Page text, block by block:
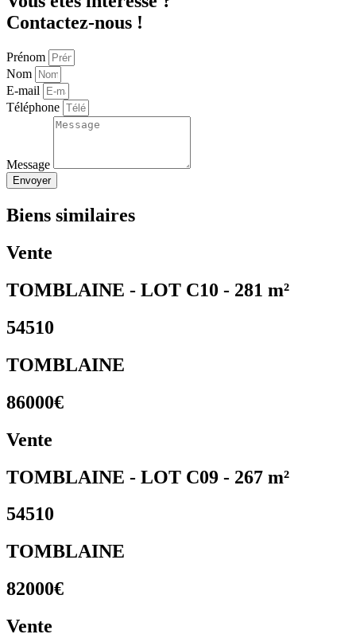
Contactez-nous !
Prénom
Nom
E-mail
Téléphone
Message
Envoyer
Biens similaires
Vente
TOMBLAINE - LOT C10 - 281 m²
54510
TOMBLAINE
86000€
Vente
TOMBLAINE - LOT C09 - 267 m²
54510
TOMBLAINE
82000€
Vente